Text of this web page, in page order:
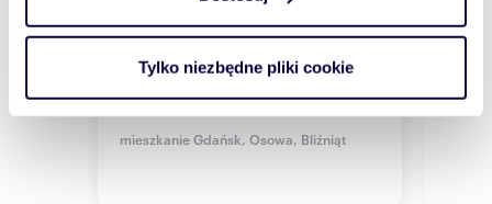
i reklam, aby oferować funkcje społecznościowe i
korzystasz z naszej witryny, udostępniamy partnerom
Partnerzy mogą połączyć te informacje z innymi danymi
Tylko niezbędne pliki cookie
66,70m 4 13 118 zł/m
mieszkanie na sprzedaż 67m2
875 000 zł
mieszkanie Gdańsk, Osowa, Bliźniąt
699